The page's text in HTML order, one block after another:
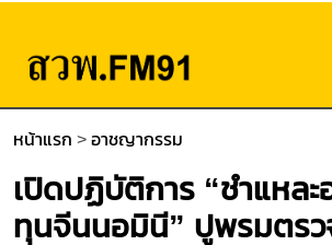
หน้าแรก > อาชญากรรม
เปิดปฏิบัติการ “ชำแหล
ทุนจีนนอมินี” ปูพรมตร